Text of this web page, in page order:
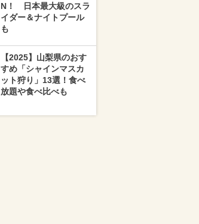
N！ 日本最大級のスラ
イダー＆ナイトプール
も
【2025】山梨県のおす
すめ「シャインマスカ
ット狩り」13選！食べ
放題や食べ比べも